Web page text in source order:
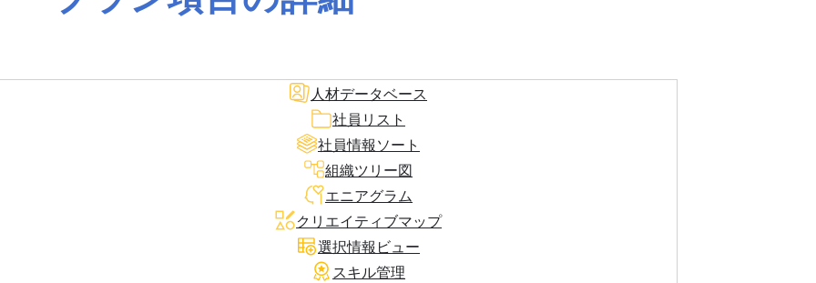
人材データベース
社員リスト
社員情報ソート
組織ツリー図
エニアグラム
クリエイティブマップ
選択情報ビュー
スキル管理